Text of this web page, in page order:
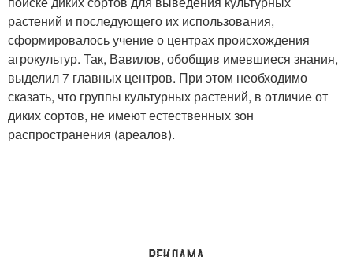
растений и последующего их использования,
сформировалось учение о центрах происхождения
агрокультур. Так, Вавилов, обобщив имевшиеся знания,
выделил 7 главных центров. При этом необходимо
сказать, что группы культурных растений, в отличие от
диких сортов, не имеют естественных зон
распространения (ареалов).